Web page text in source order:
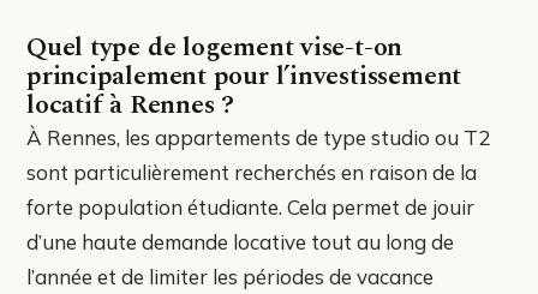
Quel type de logement vise-t-on
principalement pour l’investissement
locatif à Rennes ?
À Rennes, les appartements de type studio ou T2
sont particulièrement recherchés en raison de la
forte population étudiante. Cela permet de jouir
d’une haute demande locative tout au long de
l’année et de limiter les périodes de vacance